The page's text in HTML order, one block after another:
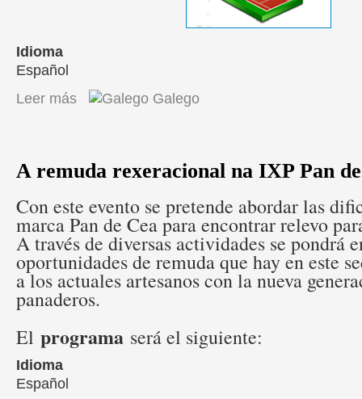
Idioma
Español
Leer más sobre Pista de PádelGalego
A remuda rexeracional na IXP Pan
Con este evento se pretende abordar las
marca Pan de Cea para encontrar relevo
A través de diversas actividades se pondrá
oportunidades de remuda que hay en este
a los actuales artesanos con la nueva
panaderos.
El programa será el siguiente:
Idioma
Español